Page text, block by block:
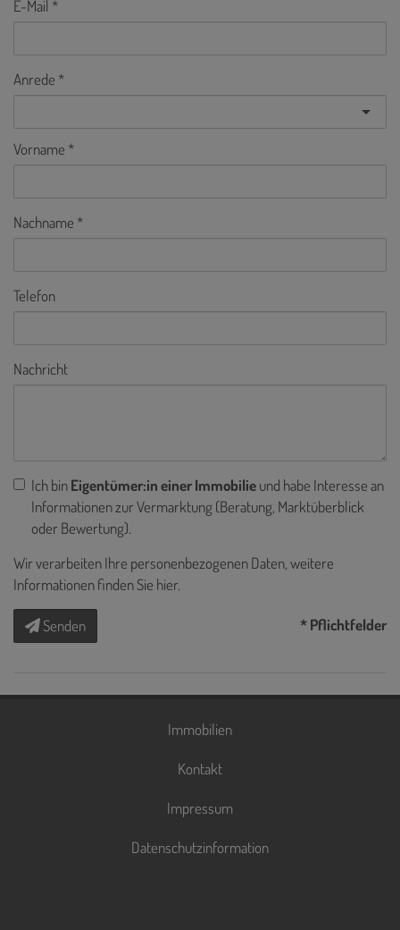
E-Mail
Anrede
Vorname
Nachname
Telefon
Nachricht
Ich binEigentümer:in einer Immobilieund habe Interesse an
Informationen zur Vermarktung (Beratung, Marktüberblick
oder Bewertung).
Wir verarbeiten Ihre personenbezogenen Daten, weitere
Informationen finden Sie hier.
Senden * Pflichtfelder
Immobilien
Kontakt
Impressum
Datenschutzinformation